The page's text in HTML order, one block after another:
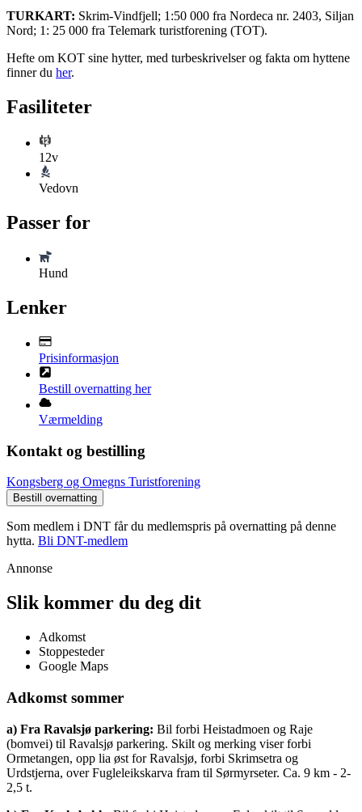
TURKART: Skrim-Vindfjell; 1:50 000 fra Nordeca nr. 2403, Siljan
Nord; 1: 25 000 fra Telemark turistforening (TOT).
Hefte om KOT sine hytter, med turbeskrivelser og fakta om hyttene
finner du her.
Fasiliteter
12v
Vedovn
Passer for
Hund
Lenker
Prisinformasjon
Bestill overnatting her
Værmelding
Kontakt og bestilling
Kongsberg og Omegns Turistforening
Bestill overnatting
Som medlem i DNT får du medlemspris på overnatting på denne
hytta. Bli DNT-medlem
Annonse
Slik kommer du deg dit
Adkomst
Stoppesteder
Google Maps
Adkomst sommer
a) Fra Ravalsjø parkering: Bil forbi Heistadmoen og Raje
(bomvei) til Ravalsjø parkering. Skilt og merking viser forbi
Ormetangen, opp lia øst for Ravalsjø, forbi Skrimsetra og
Urdstjerna, over Fugleleikskarva fram til Sørmyrseter. Ca. 9 km - 2-
2,5 t.